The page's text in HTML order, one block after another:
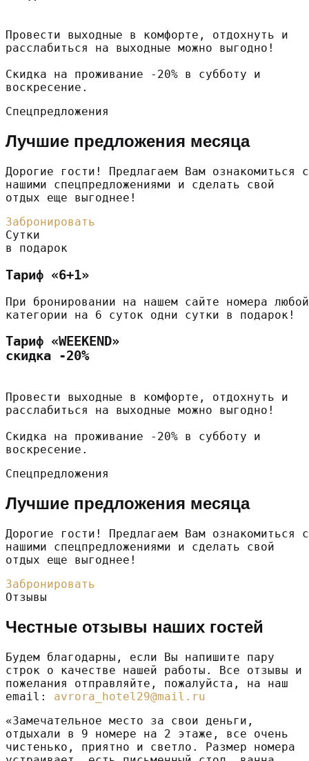
Провести выходные в комфорте, отдохнуть и
расслабиться на выходные можно выгодно!
Скидка на проживание -20% в субботу и
воскресение.
Спецпредложения
Лучшие предложения месяца
Дорогие гости! Предлагаем Вам ознакомиться с
нашими спецпредложениями и сделать свой
отдых еще выгоднее!
Забронировать
Сутки
в подарок
Тариф «6+1»
При бронировании на нашем сайте номера любой
категории на 6 суток одни сутки в подарок!
Тариф «WEEKEND»
скидка -20%
Провести выходные в комфорте, отдохнуть и
расслабиться на выходные можно выгодно!
Скидка на проживание -20% в субботу и
воскресение.
Спецпредложения
Лучшие предложения месяца
Дорогие гости! Предлагаем Вам ознакомиться с
нашими спецпредложениями и сделать свой
отдых еще выгоднее!
Забронировать
Отзывы
Честные отзывы наших гостей
Будем благодарны, если Вы напишите пару
строк о качестве нашей работы. Все отзывы и
пожелания отправляйте, пожалуйста, на наш
email: avrora_hotel29@mail.ru
«Замечательное место за свои деньги,
отдыхали в 9 номере на 2 этаже, все очень
чистенько, приятно и светло. Размер номера